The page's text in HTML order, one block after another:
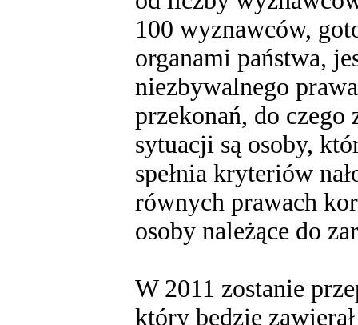
100 wyznawców,
organami państwa,
niezbywalnego
przekonań, do czego
sytuacji są osoby,
spełnia kryteriów
równych prawach
osoby należące do
W 2011 zostanie
który będzie